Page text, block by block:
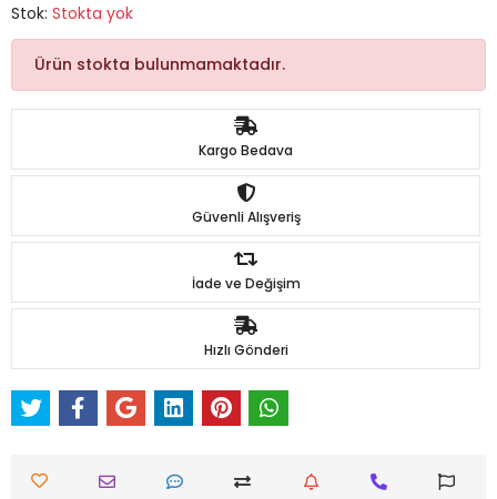
Stok: Stokta yok
Ürün stokta bulunmamaktadır.
Kargo Bedava
Güvenli Alışveriş
İade ve Değişim
Hızlı Gönderi